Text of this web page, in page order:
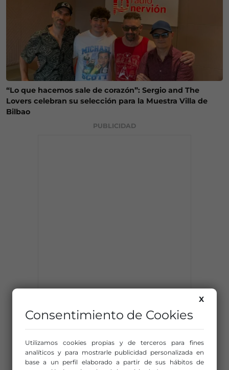
“Lo que hacemos sale de corazón”: Sergio and The
Lovers celebran su selección para la Muestra Villa de
Bilbao
PUBLICIDAD
X
Consentimiento de Cookies
Utilizamos cookies propias y de terceros para fines
analíticos y para mostrarle publicidad personalizada en
base a un perfil elaborado a partir de sus hábitos de